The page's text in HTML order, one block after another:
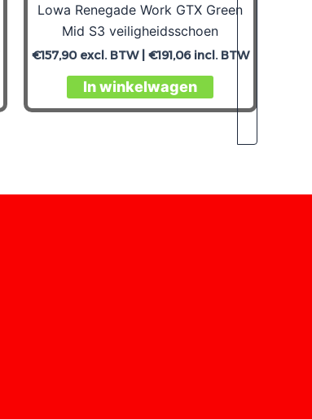
Lowa Renegade Work GTX Green
Mid S3 veiligheidsschoen
€157,90excl. BTW | €191,06incl. BTW
In winkelwagen